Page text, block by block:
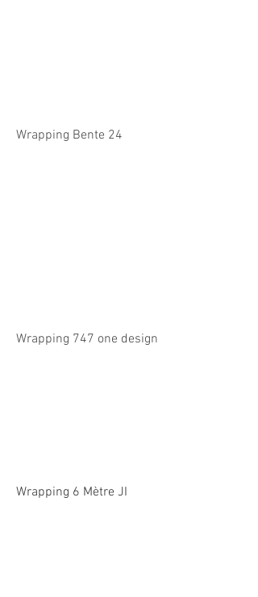
Wrapping Bente 24
Wrapping 747 one design
Wrapping 6 Mètre JI